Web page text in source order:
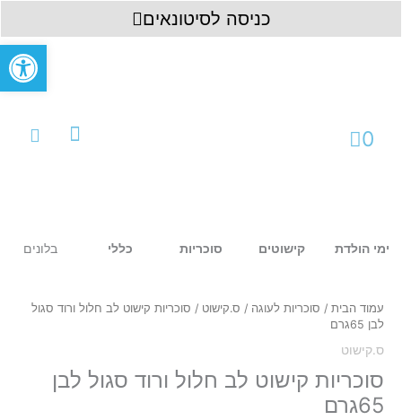
כניסה לסיטונאים
0
עגלת
ימי הולדת קישוטים סוכריות כללי בלונים
עמוד הבית / סוכריות לעוגה / ס.קישוט / סוכריות קישוט לב חלול ורוד סגול
לבן 65גרם
ס.קישוט
סוכריות קישוט לב חלול ורוד סגול לבן
65גרם
סוכריות
קישוט
חלול
ורוד
סגול
לבן
פתח